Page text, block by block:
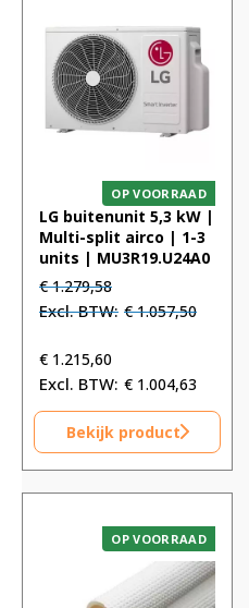
OP VOORRAAD
LG buitenunit 5,3 kW |
Multi-split airco | 1-3
units | MU3R19.U24A0
Oorspronkelijke
prijs
€ 1.279,58.
€1.279,58Huidige
prijs
€1.057,50
€ 1.215,60
€ 1.004,63
Bekijk product
OP VOORRAAD